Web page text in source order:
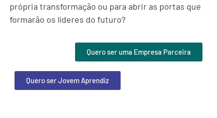
própria transformação ou para abrir as portas que
formarão os líderes do futuro?
Quero ser uma Empresa Parceira
Quero ser Jovem Aprendiz